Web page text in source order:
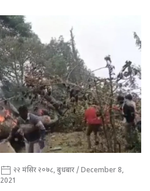
२२ मंसिर २०७८, बुधबार / December 8,
2021